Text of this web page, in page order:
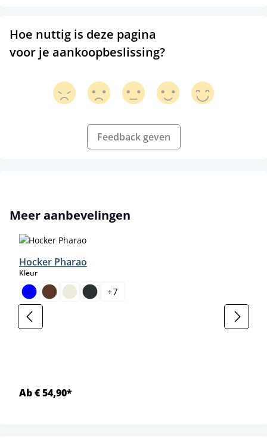
Hoe nuttig is deze pagina
voor je aankoopbeslissing?
Feedback geven
Productgalerij overslaan
Meer aanbevelingen
Hocker Pharao
Kleurselect
+7
Ab € 54,90*